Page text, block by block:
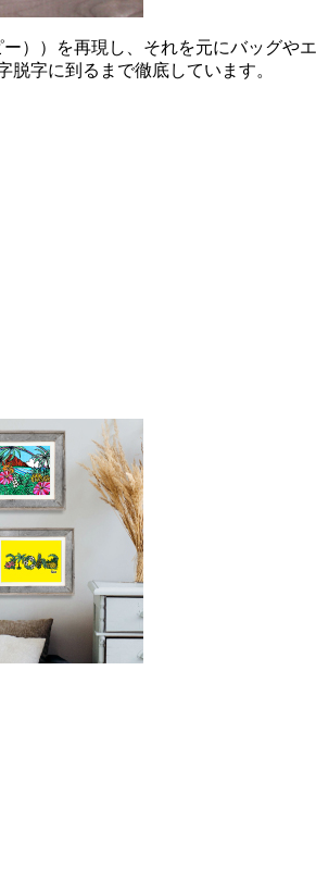
））を再現し、それを元にバッグ
字に到るまで徹底しています。